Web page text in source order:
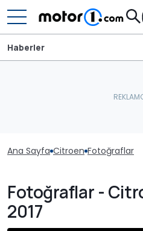
Haberler
Ana Sayfa Citroen Fotoğraflar
Fotoğraflar -
2017